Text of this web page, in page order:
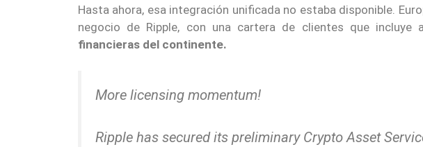
Hasta ahora, esa integración unificada no estaba disponible.
negocio de Ripple, con una cartera de clientes que incluye
financieras del continente.
More licensing momentum!
Ripple has secured its preliminary Crypto Asset